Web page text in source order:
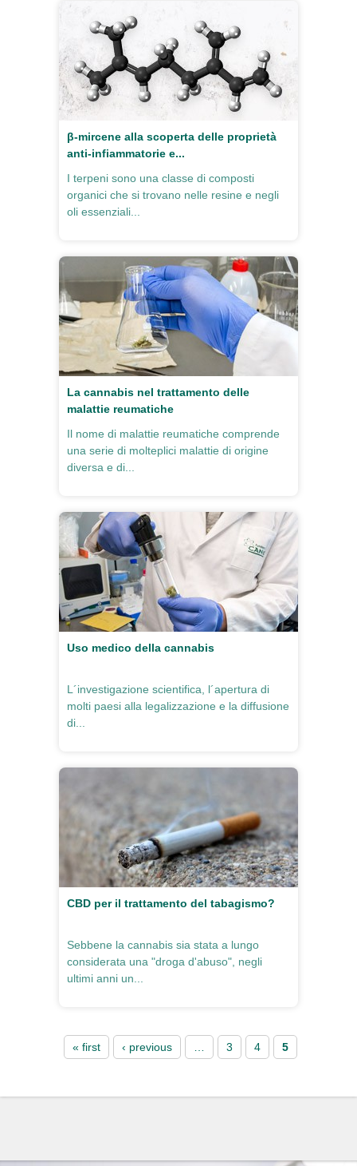
β-mircene alla scoperta delle proprietà
anti-infiammatorie e...
I terpeni sono una classe di composti
organici che si trovano nelle resine e negli
oli essenziali...
La cannabis nel trattamento delle
malattie reumatiche
Il nome di malattie reumatiche comprende
una serie di molteplici malattie di origine
diversa e di...
Uso medico della cannabis
L´investigazione scientifica, l´apertura di
molti paesi alla legalizzazione e la diffusione
di...
CBD per il trattamento del tabagismo?
Sebbene la cannabis sia stata a lungo
considerata una "droga d'abuso", negli
ultimi anni un...
« first ‹ previous 3 4 5